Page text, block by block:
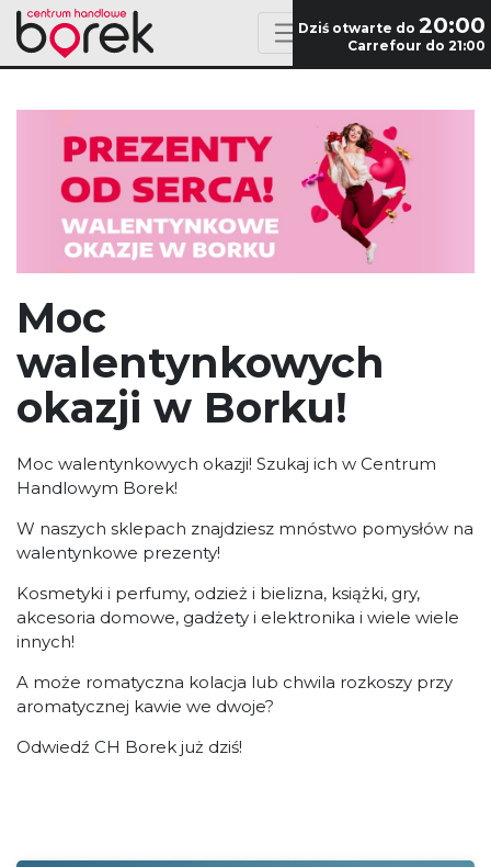
Dziś otwarte do 20:00
Carrefour do 21:00
Moc
walentynkowych
okazji w Borku!
Moc walentynkowych okazji! Szukaj ich w Centrum
Handlowym Borek!
W naszych sklepach znajdziesz mnóstwo pomysłów na
walentynkowe prezenty!
Kosmetyki i perfumy, odzież i bielizna, książki, gry,
akcesoria domowe, gadżety i elektronika i wiele wiele
innych!
A może romatyczna kolacja lub chwila rozkoszy przy
aromatycznej kawie we dwoje?
Odwiedź CH Borek już dziś!